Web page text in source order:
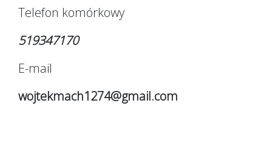
Telefon komórkowy
519347170
E-mail
wojtekmach1274@gmail.com